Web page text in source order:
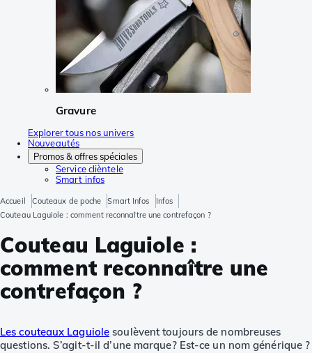
Gravure
Explorer tous nos univers
Nouveautés
Promos & offres spéciales
Service clièntele
Smart infos
Accueil Couteaux de poche Smart Infos
Infos
Couteau Laguiole : comment reconnaître une contrefaçon ?
Couteau Laguiole :
comment reconnaître une
contrefaçon ?
Les couteaux Laguiole soulèvent toujours de nombreuses
questions. S’agit-t-il d’une marque? Est-ce un nom générique ?